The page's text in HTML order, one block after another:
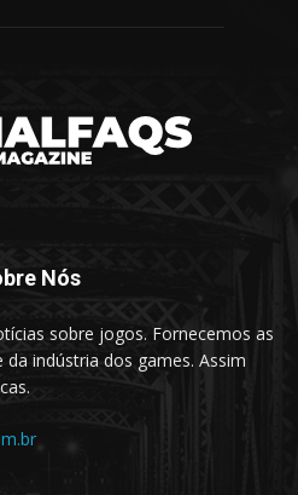
Nós
sobre jogos. Fornecemos as
indústria dos games. Assim